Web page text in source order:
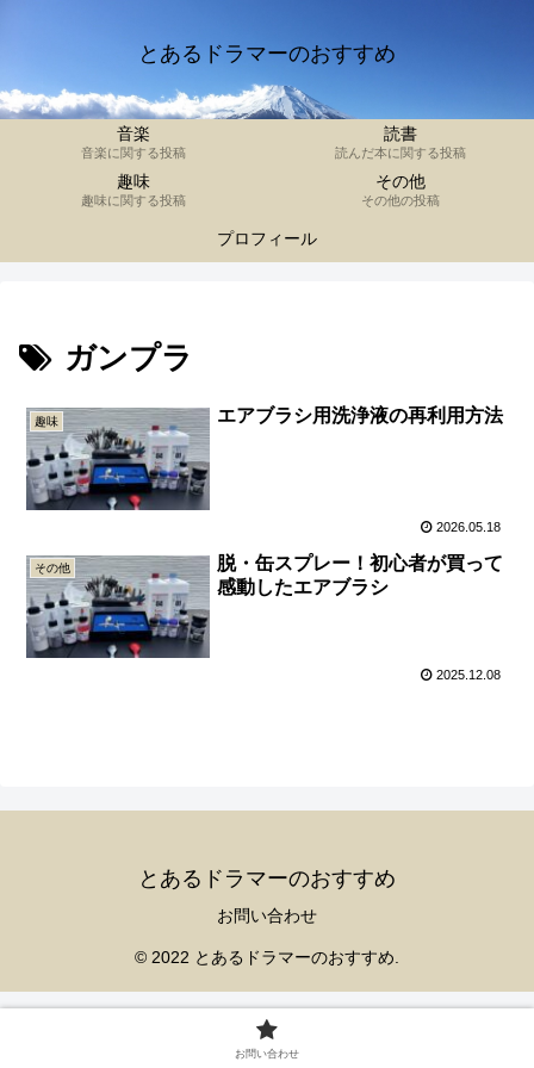
とあるドラマーのおすすめ
音楽
音楽に関する投稿
読書
読んだ本に関する投稿
趣味
趣味に関する投稿
その他
その他の投稿
プロフィール
ガンプラ
趣味 エアブラシ用洗浄液の再利用方法
2026.05.18
その他
脱・缶スプレー！初心者が買って
感動したエアブラシ
2025.12.08
とあるドラマーのおすすめ
お問い合わせ
© 2022 とあるドラマーのおすすめ.
お問い合わせ